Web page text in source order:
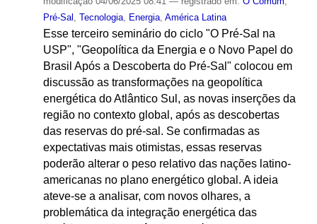
Pré-Sal Tecnologia, Energia, América Latina
Esse terceiro seminário do ciclo "O Pré-Sal na
USP", "Geopolítica da Energia e o Novo Papel do
Brasil Após a Descoberta do Pré-Sal" colocou em
discussão as transformações na geopolítica
energética do Atlântico Sul, as novas inserções da
região no contexto global, após as descobertas
das reservas do pré-sal. Se confirmadas as
expectativas mais otimistas, essas reservas
poderão alterar o peso relativo das nações latino-
americanas no plano energético global. A ideia
ateve-se a analisar, com novos olhares, a
problemática da integração energética das